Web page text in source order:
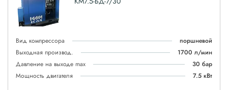
Вид компрессора
поршневой
Выходная производ.
1700 л/мин
Давление на выходе max
30 бар
Мощность двигателя
7.5 кВт